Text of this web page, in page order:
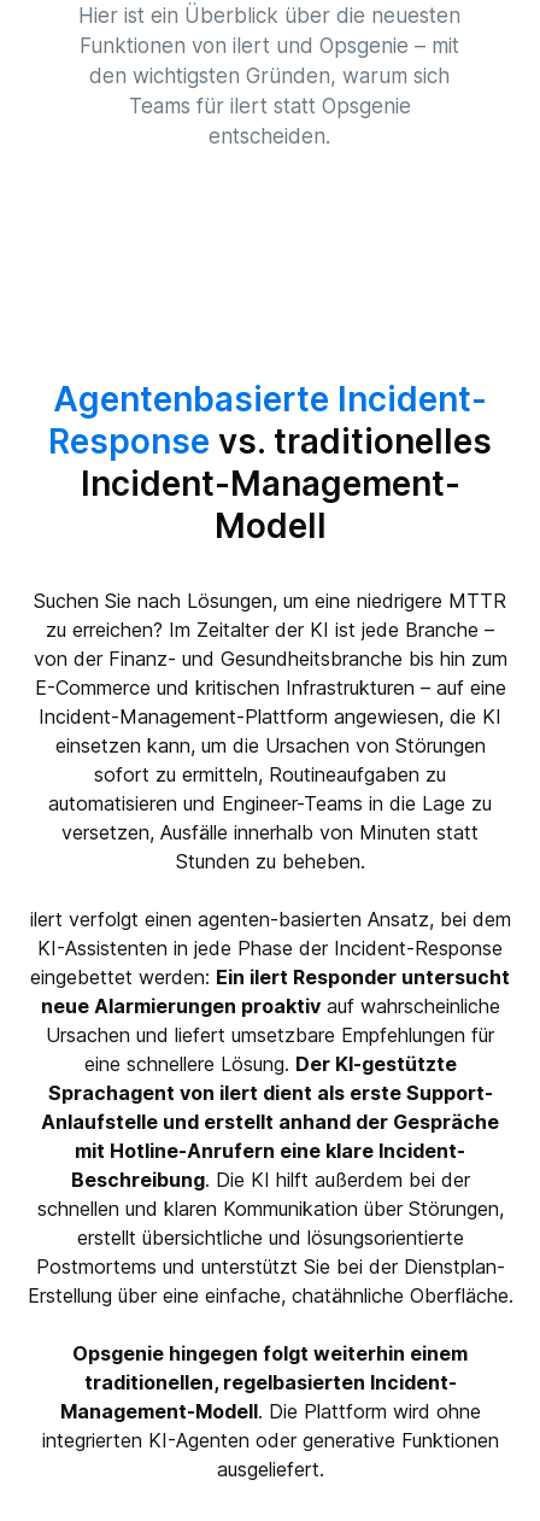
Hier ist ein Überblick über die neuesten
Funktionen von ilert und Opsgenie – mit
den wichtigsten Gründen, warum sich
Teams für ilert statt Opsgenie
entscheiden.
Agentenbasierte Incident-
Response vs. traditionelles
Incident-Management-
Modell
Suchen Sie nach Lösungen, um eine niedrigere MTTR
zu erreichen? Im Zeitalter der KI ist jede Branche –
von der Finanz- und Gesundheitsbranche bis hin zum
E-Commerce und kritischen Infrastrukturen – auf eine
Incident-Management-Plattform angewiesen, die KI
einsetzen kann, um die Ursachen von Störungen
sofort zu ermitteln, Routineaufgaben zu
automatisieren und Engineer-Teams in die Lage zu
versetzen, Ausfälle innerhalb von Minuten statt
Stunden zu beheben.
ilert verfolgt einen agenten-basierten Ansatz, bei dem
KI-Assistenten in jede Phase der Incident-Response
eingebettet werden: Ein ilert Responder untersucht
neue Alarmierungen proaktivauf wahrscheinliche
Ursachen und liefert umsetzbare Empfehlungen für
eine schnellere Lösung. Der KI-gestützte
Sprachagent von ilert dient als erste Support-
Anlaufstelle und erstellt anhand der Gespräche
mit Hotline-Anrufern eine klare Incident-
Beschreibung. Die KI hilft außerdem bei der
schnellen und klaren Kommunikation über Störungen,
erstellt übersichtliche und lösungsorientierte
Postmortems und unterstützt Sie bei der Dienstplan-
Erstellung über eine einfache, chatähnliche Oberfläche.
Opsgenie hingegen folgt weiterhin einem
traditionellen, regelbasierten Incident-
Management-Modell. Die Plattform wird ohne
integrierten KI-Agenten oder generative Funktionen
ausgeliefert.